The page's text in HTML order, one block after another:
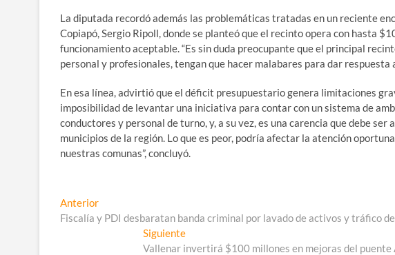
La diputada recordó además las problemáticas tratadas en un reciente
Copiapó, Sergio Ripoll, donde se planteó que el recinto opera con hasta
funcionamiento aceptable. “Es sin duda preocupante que el principal
personal y profesionales, tengan que hacer malabares para dar respuesta
En esa línea, advirtió que el déficit presupuestario genera limitaciones
imposibilidad de levantar una iniciativa para contar con un sistema de
conductores y personal de turno, y, a su vez, es una carencia que debe
municipios de la región. Lo que es peor, podría afectar la atención
nuestras comunas”, concluyó.
Navegación
de
AnteriorEntrada
anterior:
Fiscalía y PDI desbaratan banda criminal por lavado de activos y tráfico
SiguienteEntrada
siguiente:
Vallenar invertirá $100 millones en mejoras del